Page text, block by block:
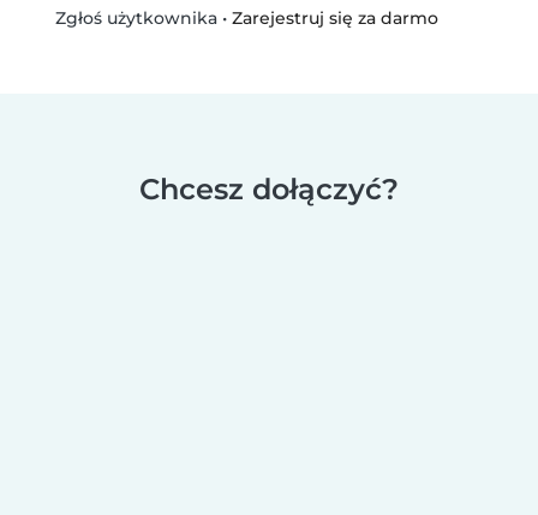
Zgłoś użytkownika• Zarejestruj się za darmo
Chcesz dołączyć?